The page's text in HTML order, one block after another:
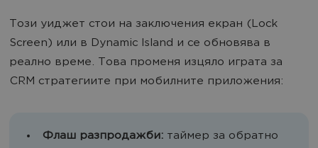
Този уиджет стои на заключения екран (Lock
Screen) или в Dynamic Island и се обновява в
реално време. Това променя изцяло играта за
CRM стратегиите при мобилните приложения:
Флаш разпродажби: таймер за обратно